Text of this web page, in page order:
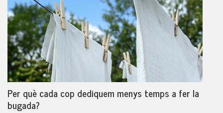
Per què cada cop dediquem menys temps a fer la
bugada?